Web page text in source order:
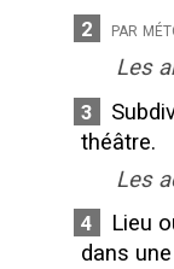
2 par
Les
3
théâtre.
Les
4
Lieu
dans